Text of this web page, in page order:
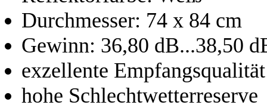
Durchmesser: 74 x 84 cm
Gewinn: 36,80 dB...38,50
exzellente Empfangsqualität
hohe Schlechtwetterreserve